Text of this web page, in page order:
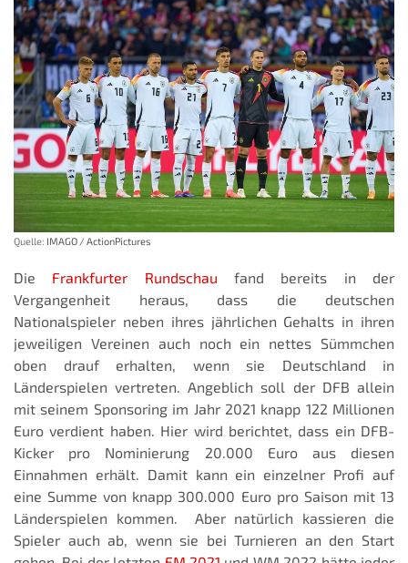
Quelle: IMAGO / ActionPictures
Die Frankfurter Rundschau fand bereits in der
Vergangenheit heraus, dass die deutschen
Nationalspieler neben ihres jährlichen Gehalts in ihren
jeweiligen Vereinen auch noch ein nettes Sümmchen
oben drauf erhalten, wenn sie Deutschland in
Länderspielen vertreten. Angeblich soll der DFB allein
mit seinem Sponsoring im Jahr 2021 knapp 122 Millionen
Euro verdient haben. Hier wird berichtet, dass ein DFB-
Kicker pro Nominierung 20.000 Euro aus diesen
Einnahmen erhält. Damit kann ein einzelner Profi auf
eine Summe von knapp 300.000 Euro pro Saison mit 13
Länderspielen kommen. Aber natürlich kassieren die
Spieler auch ab, wenn sie bei Turnieren an den Start